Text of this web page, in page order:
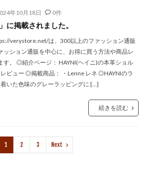
年10月18日 0件
に掲載されました。
verystore.net/は、300以上のファッション通販
ッション通販を中心に、お得に買う方法や商品レ
す。 ◎紹介ページ： HAYNI(ヘイニ)の本革ショル
ビュー ◎掲載商品： ・Lenne レネ ◎HAYNIのラ
いた色味のグレーラッピングに […]
続きを読む
1 2 3 Next